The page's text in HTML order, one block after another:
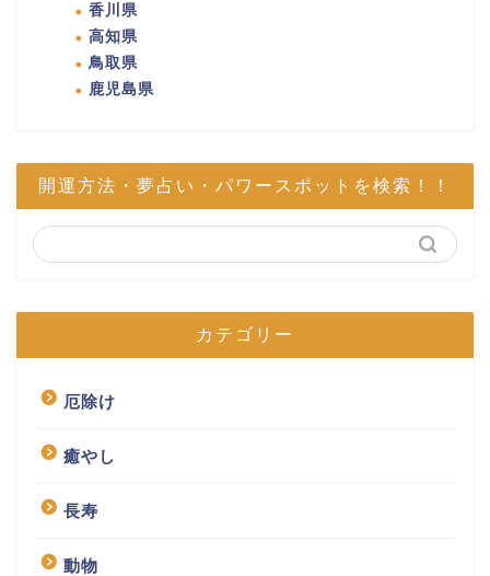
香川県
高知県
鳥取県
鹿児島県
開運方法・夢占い・パワースポットを検索！！
カテゴリー
厄除け
癒やし
長寿
動物